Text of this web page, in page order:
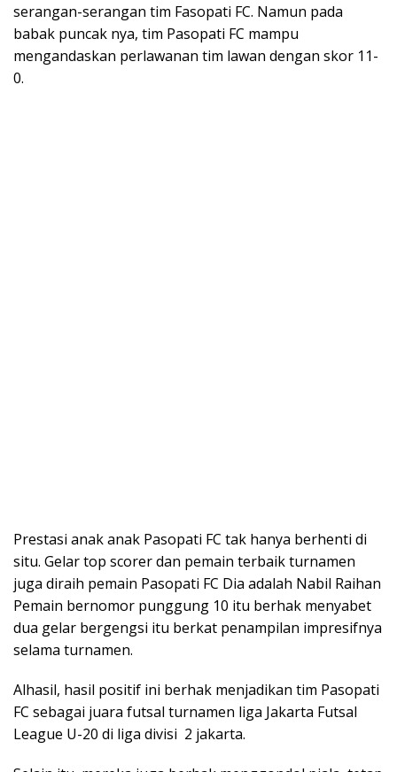
serangan-serangan tim Fasopati FC. Namun pada
babak puncak nya, tim Pasopati FC mampu
mengandaskan perlawanan tim lawan dengan skor 11-
0.
Prestasi anak anak Pasopati FC tak hanya berhenti di
situ. Gelar top scorer dan pemain terbaik turnamen
juga diraih pemain Pasopati FC Dia adalah Nabil Raihan
Pemain bernomor punggung 10 itu berhak menyabet
dua gelar bergengsi itu berkat penampilan impresifnya
selama turnamen.
Alhasil, hasil positif ini berhak menjadikan tim Pasopati
FC sebagai juara futsal turnamen liga Jakarta Futsal
League U-20 di liga divisi 2 jakarta.